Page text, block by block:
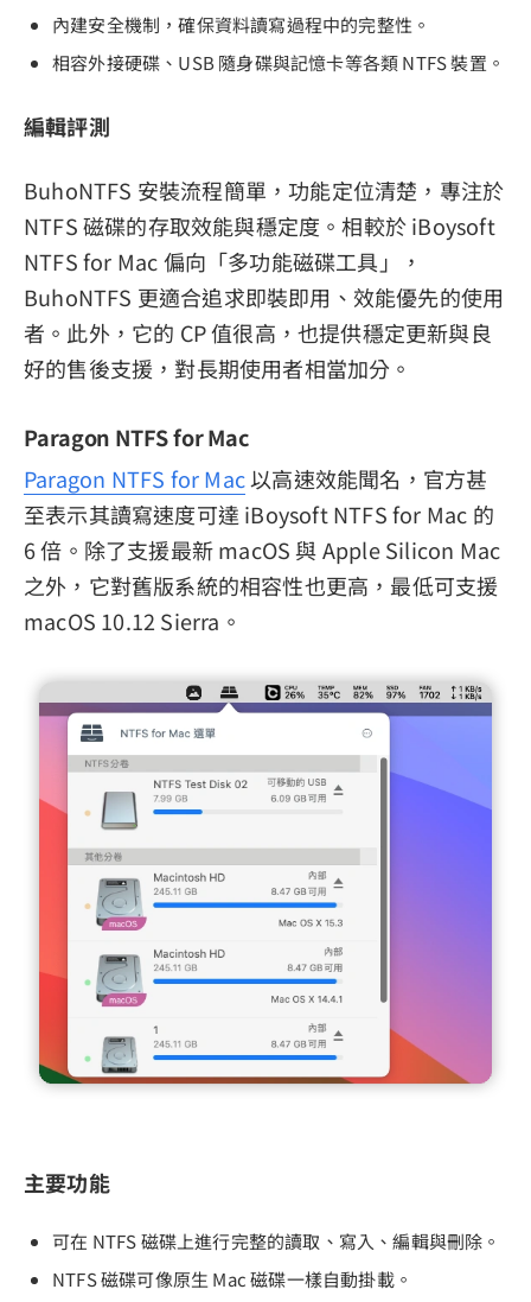
內建安全機制，確保資料讀寫過程中的完整性。
相容外接硬碟、USB 隨身碟與記憶卡等各類 NTFS 裝置。
編輯評測
BuhoNTFS 安裝流程簡單，功能定位清楚，專注於
NTFS 磁碟的存取效能與穩定度。相較於 iBoysoft
NTFS for Mac 偏向「多功能磁碟工具」，
BuhoNTFS 更適合追求即裝即用、效能優先的使用
者。此外，它的 CP 值很高，也提供穩定更新與良
好的售後支援，對長期使用者相當加分。
Paragon NTFS for Mac
Paragon NTFS for Mac以高速效能聞名，官方甚
至表示其讀寫速度可達 iBoysoft NTFS for Mac 的
6 倍。除了支援最新 macOS 與 Apple Silicon Mac
之外，它對舊版系統的相容性也更高，最低可支援
macOS 10.12 Sierra。
主要功能
可在 NTFS 磁碟上進行完整的讀取、寫入、編輯與刪除。
NTFS 磁碟可像原生 Mac 磁碟一樣自動掛載。